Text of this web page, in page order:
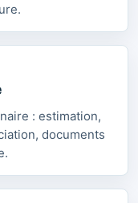
: estimation,
documents